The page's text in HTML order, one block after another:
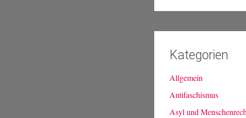
Kategorien
Allgemein
Antifaschismus
Asyl und